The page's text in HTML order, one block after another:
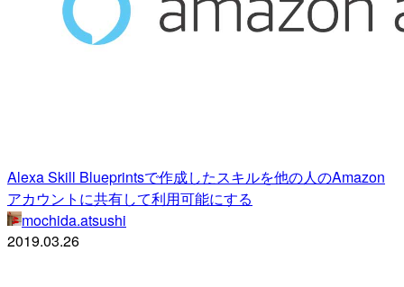
Alexa Skill Blueprintsで作成したスキルを他の人のAmazon
アカウントに共有して利用可能にする
mochida.atsushi
2019.03.26